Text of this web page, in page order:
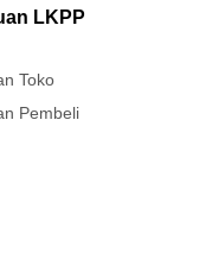
LKPP
Toko
Pembeli